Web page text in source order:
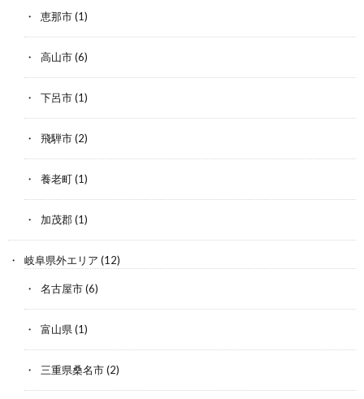
恵那市(1)
高山市(6)
下呂市(1)
飛騨市(2)
養老町(1)
加茂郡(1)
岐阜県外エリア (12)
名古屋市(6)
富山県(1)
三重県桑名市(2)